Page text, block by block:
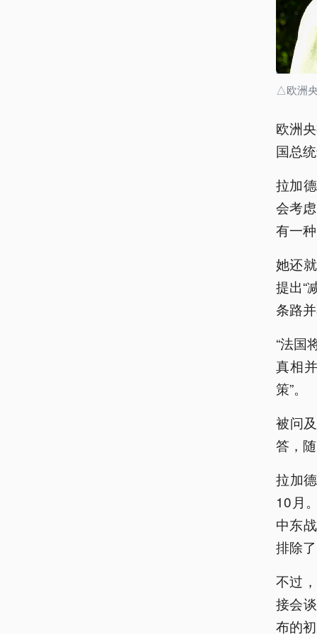
△欧洲
欧洲
国总
拉加
会考
有一
她还
提出“
条路
“法国
真相
策”。
被问
答，
拉加
10月
中东
排除
不过
接会
布的